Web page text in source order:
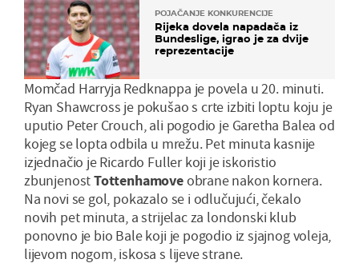
POJAČANJE KONKURENCIJE
Rijeka dovela napadača iz
Bundeslige, igrao je za dvije
reprezentacije
Momčad Harryja Redknappa je povela u 20. minuti.
Ryan Shawcross je pokušao s crte izbiti loptu koju je
uputio Peter Crouch, ali pogodio je Garetha Balea od
kojeg se lopta odbila u mrežu. Pet minuta kasnije
izjednačio je Ricardo Fuller koji je iskoristio
zbunjenostTottenhamoveobrane nakon kornera.
Na novi se gol, pokazalo se i odlučujući, čekalo
novih pet minuta, a strijelac za londonski klub
ponovno je bio Bale koji je pogodio iz sjajnog voleja,
lijevom nogom, iskosa s lijeve strane.